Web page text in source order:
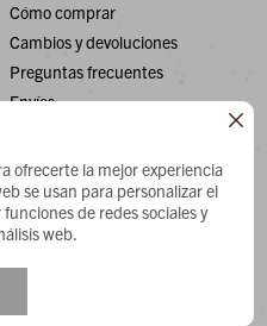

ofrecerte la mejor experiencia
se usan para personalizar el
de redes sociales y
web.
Cómo comprar
Cambios y devoluciones
Preguntas frecuentes
Envíos
de 14:00 a 17:45, viernes de